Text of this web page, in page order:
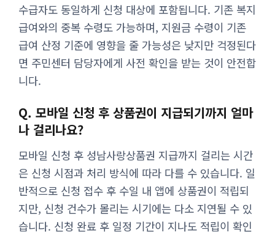
수급자도 동일하게 신청 대상에 포함됩니다. 기존 복지
급여와의 중복 수령도 가능하며, 지원금 수령이 기존
급여 산정 기준에 영향을 줄 가능성은 낮지만 걱정된다
면 주민센터 담당자에게 사전 확인을 받는 것이 안전합
니다.
Q. 모바일 신청 후 상품권이 지급되기까지 얼마
나 걸리나요?
모바일 신청 후 성남사랑상품권 지급까지 걸리는 시간
은 신청 시점과 처리 방식에 따라 다를 수 있습니다. 일
반적으로 신청 접수 후 수일 내 앱에 상품권이 적립되
지만, 신청 건수가 몰리는 시기에는 다소 지연될 수 있
습니다. 신청 완료 후 일정 기간이 지나도 적립이 확인